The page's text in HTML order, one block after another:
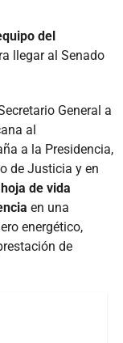
del
llegar al Senado
General a
al
a la Presidencia,
de Justicia y en
de vida
en una
energético,
de